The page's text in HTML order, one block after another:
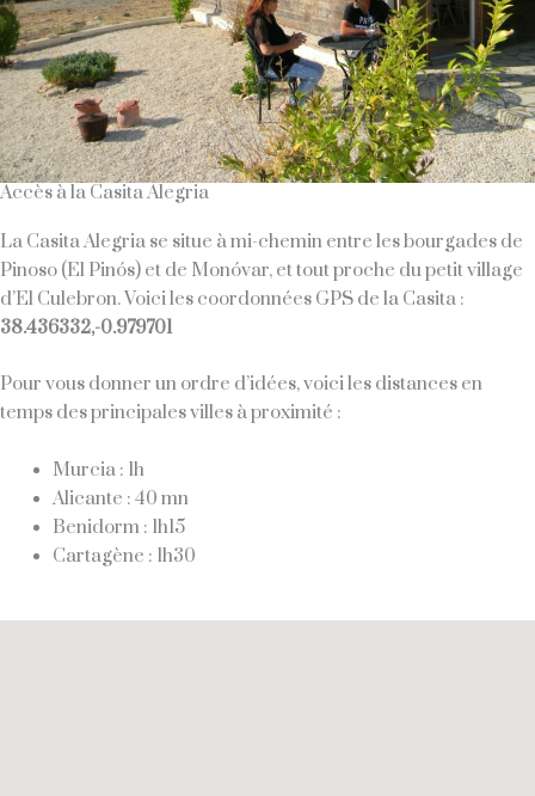
Accès à la Casita Alegria
La Casita Alegria se situe à mi-chemin entre les bourgades de
Pinoso (El Pinós) et de Monóvar, et tout proche du petit village
d’El Culebron. Voici les coordonnées GPS de la Casita :
38.436332,-0.979701
Pour vous donner un ordre d’idées, voici les distances en
temps des principales villes à proximité :
Murcia : 1h
Alicante : 40 mn
Benidorm : 1h15
Cartagène : 1h30